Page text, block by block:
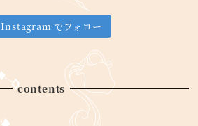
Instagram でフォロー
contents